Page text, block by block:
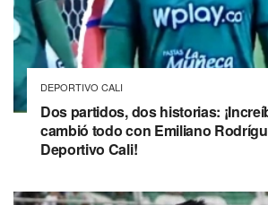
DEPORTIVO CALI
Dos partidos, dos historias:
cambió todo con Emiliano
Deportivo Cali!